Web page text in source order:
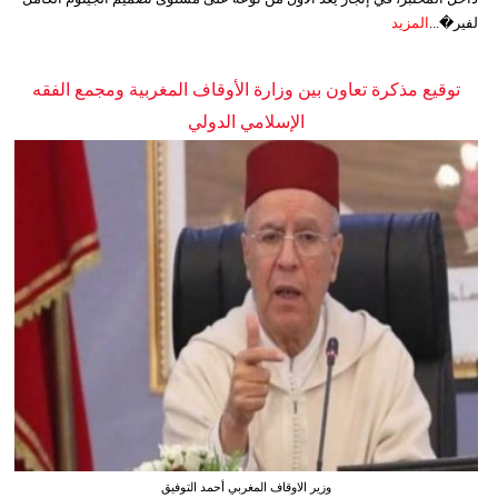
لفير�...
المزيد
توقيع مذكرة تعاون بين وزارة الأوقاف المغربية ومجمع الفقه
الإسلامي الدولي
وزير الاوقاف المغربي أحمد التوفيق